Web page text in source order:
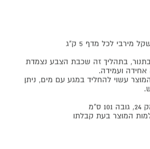
מירבי לכל מדף 5 ק"ג
בתהליך זה שכבת הצבע נצמדת
ועמידה.
עשוי להחליד במגע עם מים, ניתן
המוצר בעת קבלתו